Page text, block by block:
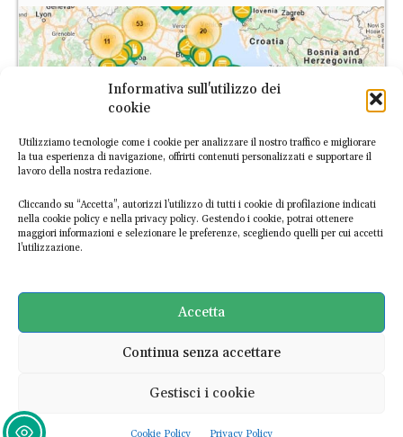
Informativa sull'utilizzo dei
cookie
Utilizziamo tecnologie come i cookie per analizzare il nostro traffico e migliorare
la tua esperienza di navigazione, offrirti contenuti personalizzati e supportare il
lavoro della nostra redazione.
Cliccando su “Accetta”, autorizzi l’utilizzo di tutti i cookie di profilazione indicati
nella cookie policy e nella privacy policy. Gestendo i cookie, potrai ottenere
maggiori informazioni e selezionare le preferenze, scegliendo quelli per cui accetti
l’utilizzazione.
Accetta
Continua senza accettare
Gestisci i cookie
Cookie Policy Privacy Policy
digitale dedicata alle imprese italiane circolari. Scopri le
esperienze già mappate osegnalaci nuove realtà!